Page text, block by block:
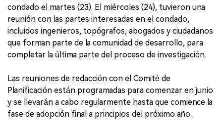
condado el martes (23). El miércoles (24), tuvieron una
reunión con las partes interesadas en el condado,
incluidos ingenieros, topógrafos, abogados y ciudadanos
que forman parte de la comunidad de desarrollo, para
completar la última parte del proceso de investigación.
Las reuniones de redacción con el Comité de
Planificación están programadas para comenzar en junio
y se llevarán a cabo regularmente hasta que comience la
fase de adopción final a principios del próximo año.